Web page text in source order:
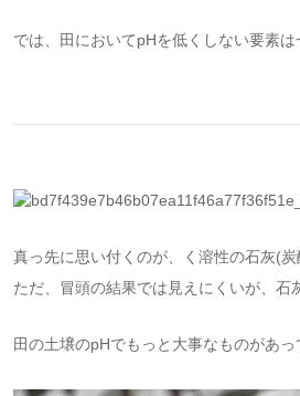
では、田においてpHを低くしない要素は
真っ先に思い付くのが、く溶性の石灰(炭
ただ、冒頭の結果では見えにくいが、石
田の土壌のpHでもっと大事なものがあっ